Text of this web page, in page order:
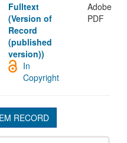
Fulltext
(Version of
Record
(published
version))
Adobe
PDF
In
Copyright
RECORD